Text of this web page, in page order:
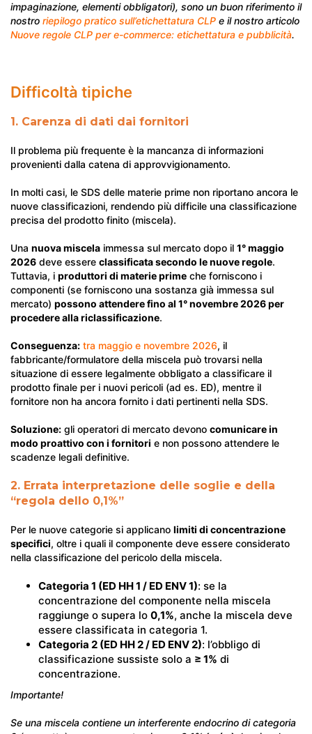
impaginazione, elementi obbligatori), sono un buon riferimento il
nostro riepilogo pratico sull’etichettatura CLP e il nostro articolo
Nuove regole CLP per e-commerce: etichettatura e pubblicità.
Difficoltà tipiche
1. Carenza di dati dai fornitori
Il problema più frequente è la mancanza di informazioni
provenienti dalla catena di approvvigionamento.
In molti casi, le SDS delle materie prime non riportano ancora le
nuove classificazioni, rendendo più difficile una classificazione
precisa del prodotto finito (miscela).
Una nuova miscela immessa sul mercato dopo il 1° maggio
2026 deve essere classificata secondo le nuove regole.
Tuttavia, i produttori di materie prime che forniscono i
componenti (se forniscono una sostanza già immessa sul
mercato) possono attendere fino al 1° novembre 2026 per
procedere alla riclassificazione.
Conseguenza: tra maggio e novembre 2026, il
fabbricante/formulatore della miscela può trovarsi nella
situazione di essere legalmente obbligato a classificare il
prodotto finale per i nuovi pericoli (ad es. ED), mentre il
fornitore non ha ancora fornito i dati pertinenti nella SDS.
Soluzione: gli operatori di mercato devono comunicare in
modo proattivo con i fornitori e non possono attendere le
scadenze legali definitive.
2. Errata interpretazione delle soglie e della
“regola dello 0,1%”
Per le nuove categorie si applicano limiti di concentrazione
specifici, oltre i quali il componente deve essere considerato
nella classificazione del pericolo della miscela.
Categoria 1 (ED HH 1 / ED ENV 1): se la
concentrazione del componente nella miscela
raggiunge o supera lo 0,1%, anche la miscela deve
essere classificata in categoria 1.
Categoria 2 (ED HH 2 / ED ENV 2): l’obbligo di
classificazione sussiste solo a ≥ 1% di
concentrazione.
Importante!
Se una miscela contiene un interferente endocrino di categoria